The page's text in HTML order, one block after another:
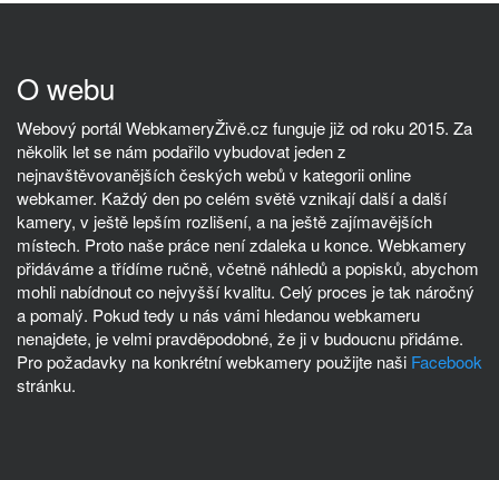
O webu
Webový portál WebkameryŽivě.cz funguje již od roku 2015. Za
několik let se nám podařilo vybudovat jeden z
nejnavštěvovanějších českých webů v kategorii online
webkamer. Každý den po celém světě vznikají další a další
kamery, v ještě lepším rozlišení, a na ještě zajímavějších
místech. Proto naše práce není zdaleka u konce. Webkamery
přidáváme a třídíme ručně, včetně náhledů a popisků, abychom
mohli nabídnout co nejvyšší kvalitu. Celý proces je tak náročný
a pomalý. Pokud tedy u nás vámi hledanou webkameru
nenajdete, je velmi pravděpodobné, že ji v budoucnu přidáme.
Pro požadavky na konkrétní webkamery použijte naši Facebook
stránku.